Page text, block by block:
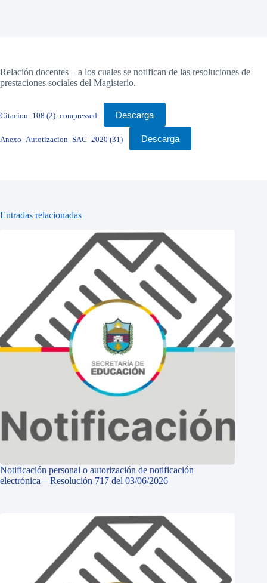
Relación docentes – a los cuales se notifican de las resoluciones de
prestaciones sociales del Magisterio.
Citacion_108 (2)_compressed Descarga
Anexo_Autotizacion_SAC_2020 (31) Descarga
Entradas relacionadas
Notificación personal o autorización de notificación
electrónica – Resolución 717 del 03/06/2026